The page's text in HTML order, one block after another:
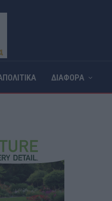
ΔΙΑΦΟΡΑ